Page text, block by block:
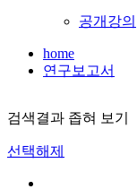
공개강의
home
연구보고서
검색결과 좁혀 보기
선택해제